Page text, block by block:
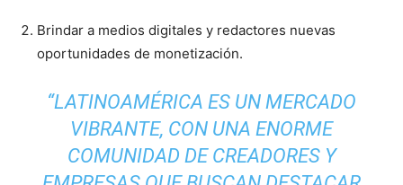
Brindar a medios digitales y redactores nuevas
oportunidades de monetización.
“LATINOAMÉRICA ES UN MERCADO
VIBRANTE, CON UNA ENORME
COMUNIDAD DE CREADORES Y